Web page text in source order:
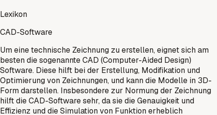
Lexikon
CAD-Software
Um eine technische Zeichnung zu erstellen, eignet sich am
besten die sogenannte CAD (Computer-Aided Design)
Software. Diese hilft bei der Erstellung, Modifikation und
Optimierung von Zeichnungen, und kann die Modelle in 3D-
Form darstellen. Insbesondere zur Normung der Zeichnung
hilft die CAD-Software sehr, da sie die Genauigkeit und
Effizienz und die Simulation von Funktion erheblich